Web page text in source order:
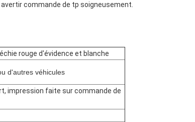
commande de tp soigneusement.
rouge d'évidence et blanche
d'autres véhicules
impression faite sur commande de